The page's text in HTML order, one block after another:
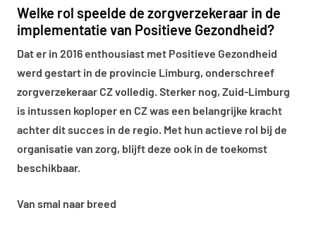
Welke rol speelde de zorgverzekeraar in de
implementatie van Positieve Gezondheid?
Dat er in 2016 enthousiast met Positieve Gezondheid
werd gestart in de provincie Limburg, onderschreef
zorgverzekeraar CZ volledig. Sterker nog, Zuid-Limburg
is intussen koploper en CZ was een belangrijke kracht
achter dit succes in de regio. Met hun actieve rol bij de
organisatie van zorg, blijft deze ook in de toekomst
beschikbaar.
Van smal naar breed